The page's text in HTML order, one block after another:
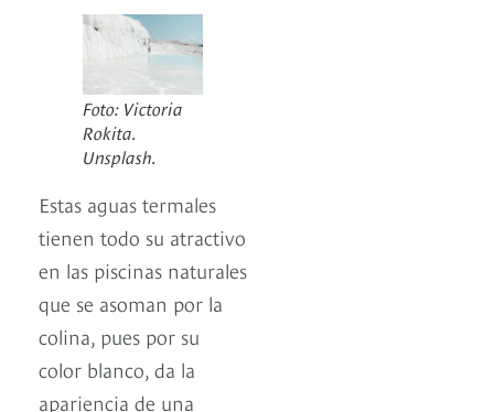
Foto: Victoria
Rokita.
Unsplash.
Estas aguas termales
tienen todo su atractivo
en las piscinas naturales
que se asoman por la
colina, pues por su
color blanco, da la
apariencia de una